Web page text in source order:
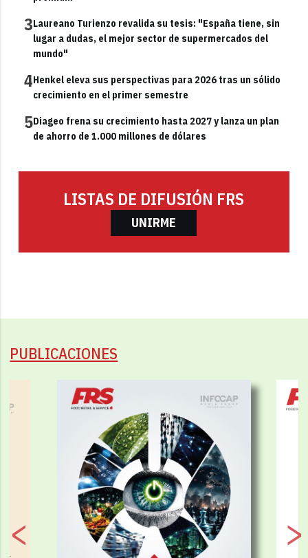
3Laureano Turienzo revalida su tesis: "España tiene, sin
lugar a dudas, el mejor sector de supermercados del
mundo"
4Henkel eleva sus perspectivas para 2026 tras un sólido
crecimiento en el primer semestre
5Diageo frena su crecimiento hasta 2027 y lanza un plan
de ahorro de 1.000 millones de dólares
LISTAS DE DIFUSIÓN FRS
UNIRME
PUBLICACIONES